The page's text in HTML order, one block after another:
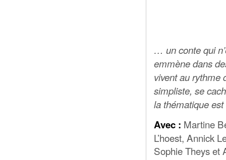
… un conte qui
emmène dans
vivent au
simpliste, se
la thématique
Avec : Martine
L’hoest, Annick
Sophie Theys et